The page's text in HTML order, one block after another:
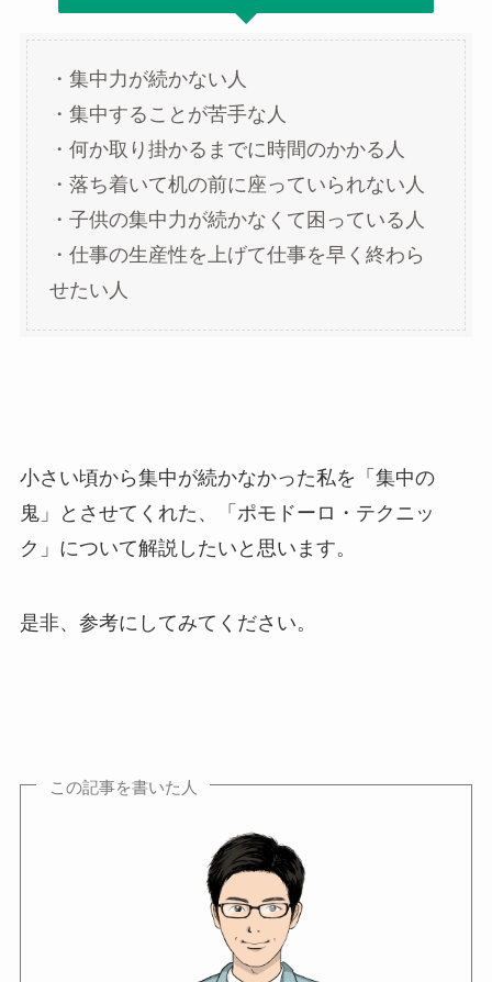
・集中力が続かない人
・集中することが苦手な人
・何か取り掛かるまでに時間のかかる人
・落ち着いて机の前に座っていられない人
・子供の集中力が続かなくて困っている人
・仕事の生産性を上げて仕事を早く終わら
せたい人
小さい頃から集中が続かなかった私を「集中の
鬼」とさせてくれた、「ポモドーロ・テクニッ
ク」について解説したいと思います。
是非、参考にしてみてください。
この記事を書いた人